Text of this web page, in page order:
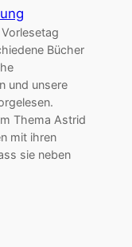
Bücher
und unsere
Thema Astrid
mit ihren
sie neben